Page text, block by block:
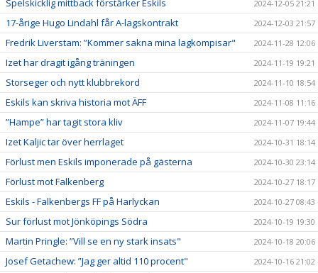
Spelskicklig mittback förstärker Eskils 2024-12-05 21:21
17-årige Hugo Lindahl får A-lagskontrakt 2024-12-03 21:57
Fredrik Liverstam: ”Kommer sakna mina lagkompisar" 2024-11-28 12:06
Izet har dragit igång träningen 2024-11-19 19:21
Storseger och nytt klubbrekord 2024-11-10 18:54
Eskils kan skriva historia mot ÄFF 2024-11-08 11:16
”Hampe” har tagit stora kliv 2024-11-07 19:44
Izet Kaljic tar över herrlaget 2024-10-31 18:14
Förlust men Eskils imponerade på gästerna 2024-10-30 23:14
Förlust mot Falkenberg 2024-10-27 18:17
Eskils - Falkenbergs FF på Harlyckan 2024-10-27 08:43
Sur förlust mot Jönköpings Södra 2024-10-19 19:30
Martin Pringle: ”Vill se en ny stark insats" 2024-10-18 20:06
Josef Getachew: ”Jag ger altid 110 procent" 2024-10-16 21:02